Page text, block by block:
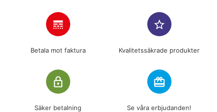
line_style
Betala mot faktura
star_border
Kvalitetssäkrade produkter
lock_outline
Säker betalning
redeem
Se våra erbjudanden!